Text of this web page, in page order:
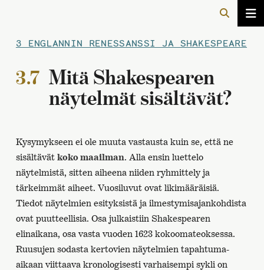
3 ENGLANNIN RENESSANSSI JA SHAKESPEARE
3.7 Mitä Shakespearen
näytelmät sisältävät?
Kysymykseen ei ole muuta vastausta kuin se, että ne
sisältävät koko maailman. Alla ensin luettelo
näytelmistä, sitten aiheena niiden ryhmittely ja
tärkeimmät aiheet. Vuosiluvut ovat likimääräisiä.
Tiedot näytelmien esityksistä ja ilmestymisajankohdista
ovat puutteellisia. Osa julkaistiin Shakespearen
elinaikana, osa vasta vuoden 1623 kokoomateoksessa.
Ruusujen sodasta kertovien näytelmien tapahtuma-
aikaan viittaava kronologisesti varhaisempi sykli on